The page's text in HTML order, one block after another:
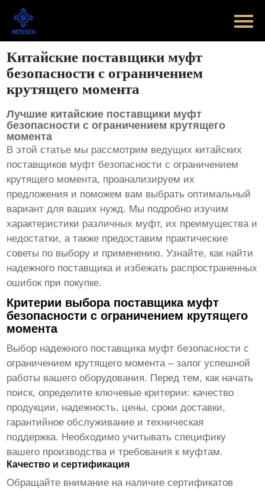
Главная
Новости
Оборудование завода
Контакты
О Нас
Китайские поставщики муфт
безопасности с ограничением
крутящего момента
Лучшие китайские поставщики муфт
безопасности с ограничением крутящего
момента
В этой статье мы рассмотрим ведущих китайских
поставщиков муфт безопасности с ограничением
крутящего момента, проанализируем их
предложения и поможем вам выбрать оптимальный
вариант для ваших нужд. Мы подробно изучим
характеристики различных муфт, их преимущества и
недостатки, а также предоставим практические
советы по выбору и применению. Узнайте, как найти
надежного поставщика и избежать распространенных
ошибок при покупке.
Критерии выбора поставщика муфт
безопасности с ограничением крутящего
момента
Выбор надежного поставщика муфт безопасности с
ограничением крутящего момента– залог успешной
работы вашего оборудования. Перед тем, как начать
поиск, определите ключевые критерии: качество
продукции, надежность, цены, сроки доставки,
гарантийное обслуживание и техническая
поддержка. Необходимо учитывать специфику
вашего производства и требования к муфтам.
Качество и сертификация
Обращайте внимание на наличие сертификатов